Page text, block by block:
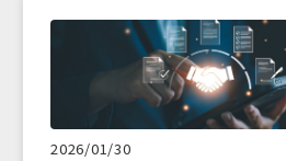
2026/01/30